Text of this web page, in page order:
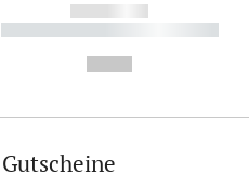
------------
----------- ----------- ----------
Gutscheine